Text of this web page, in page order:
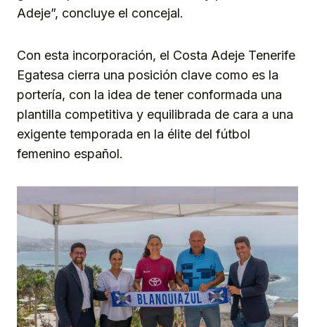
Adeje”, concluye el concejal.
Con esta incorporación, el Costa Adeje Tenerife
Egatesa cierra una posición clave como es la
portería, con la idea de tener conformada una
plantilla competitiva y equilibrada de cara a una
exigente temporada en la élite del fútbol
femenino español.